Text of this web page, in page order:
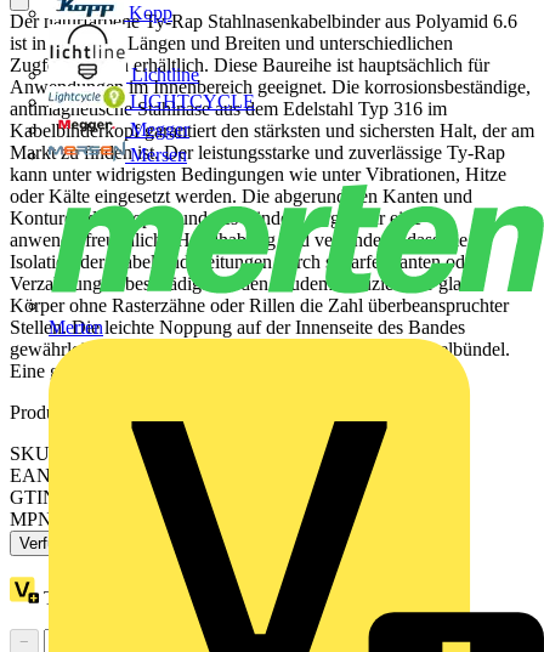
Kopp
Lichtline
LIGHTCYCLE
Megger
Mersen
Merten
Der naturfarbene Ty-Rap Stahlnasenkabelbinder aus Polyamid 6.6
ist in mehreren Längen und Breiten und unterschiedlichen
Zugfestigkeiten erhältlich. Diese Baureihe ist hauptsächlich für
Anwendungen im Innenbereich geeignet. Die korrosionsbeständige,
antimagnetische Stahlnase aus dem Edelstahl Typ 316 im
Kabelbinderkopf garantiert den stärksten und sichersten Halt, der am
Markt zu finden ist. Der leistungsstarke und zuverlässige Ty-Rap
kann unter widrigsten Bedingungen wie unter Vibrationen, Hitze
oder Kälte eingesetzt werden. Die abgerundeten Kanten und
Konturen des Kopfes und des Binders sorgen für eine
anwenderfreundliche Handhabung und verhindern, dass die
Isolation der Kabel und Leitungen durch scharfe Kanten oder
Verzahnungen beschädigt werden. Zudem reduziert der glatte
Körper ohne Rasterzähne oder Rillen die Zahl überbeanspruchter
Stellen. Die leichte Noppung auf der Innenseite des Bandes
gewährleistet einen festen Sitz des Binders auf dem Kabelbündel.
Eine große Auswahl an Zubehör ergänzt das Sortiment.
Produktkennzeichen
SKU: 7TAG009330R0012
EAN: 5414363063698
GTIN: 5414363063698
MPN: TY29M
Verfügbar: 3 Händler
Treuepunkte:
−